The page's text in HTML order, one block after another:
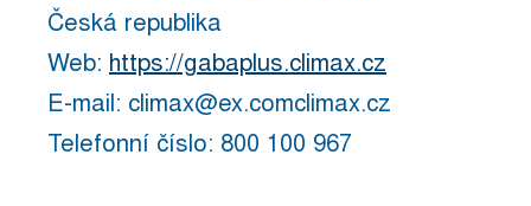
Česká republika
Web: https://gabaplus.climax.cz
E-mail: climax@ex.comclimax.cz
Telefonní číslo: 800 100 967